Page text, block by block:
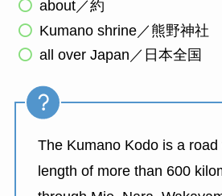
about／約
Kumano shrine／熊野神社
all over Japan／日本全国
The Kumano Kodo is a road
length of more than 600